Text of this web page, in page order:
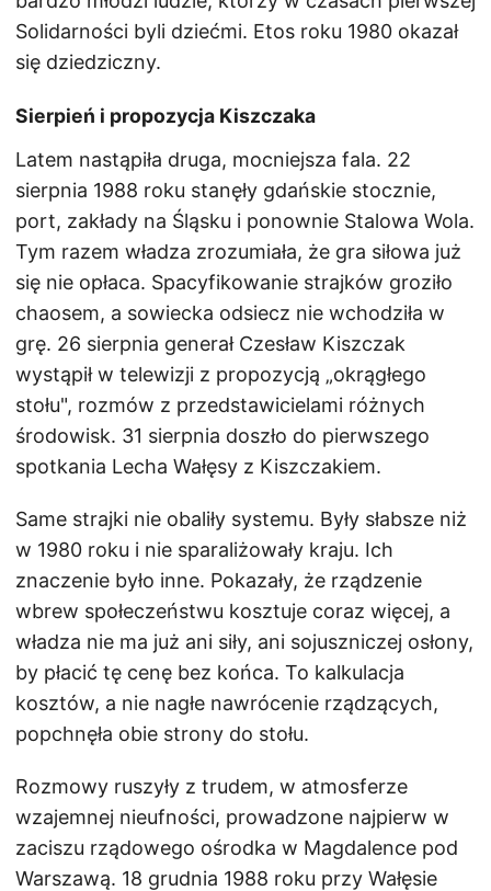
Solidarności byli dziećmi. Etos roku 1980 okazał
się dziedziczny.
Sierpień i propozycja Kiszczaka
Latem nastąpiła druga, mocniejsza fala. 22
sierpnia 1988 roku stanęły gdańskie stocznie,
port, zakłady na Śląsku i ponownie Stalowa Wola.
Tym razem władza zrozumiała, że gra siłowa już
się nie opłaca. Spacyfikowanie strajków groziło
chaosem, a sowiecka odsiecz nie wchodziła w
grę. 26 sierpnia generał Czesław Kiszczak
wystąpił w telewizji z propozycją „okrągłego
stołu", rozmów z przedstawicielami różnych
środowisk. 31 sierpnia doszło do pierwszego
spotkania Lecha Wałęsy z Kiszczakiem.
Same strajki nie obaliły systemu. Były słabsze niż
w 1980 roku i nie sparaliżowały kraju. Ich
znaczenie było inne. Pokazały, że rządzenie
wbrew społeczeństwu kosztuje coraz więcej, a
władza nie ma już ani siły, ani sojuszniczej osłony,
by płacić tę cenę bez końca. To kalkulacja
kosztów, a nie nagłe nawrócenie rządzących,
popchnęła obie strony do stołu.
Rozmowy ruszyły z trudem, w atmosferze
wzajemnej nieufności, prowadzone najpierw w
zaciszu rządowego ośrodka w Magdalence pod
Warszawą. 18 grudnia 1988 roku przy Wałęsie